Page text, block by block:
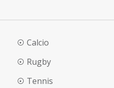
Calcio
Rugby
Tennis